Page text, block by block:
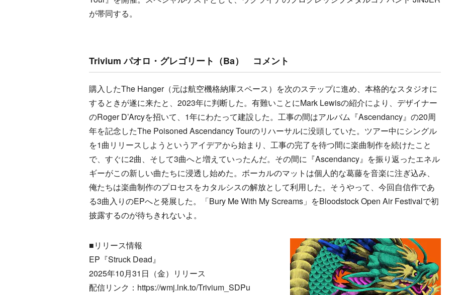
が帯同する。
Trivium パオロ・グレゴリート（Ba） コメント
購入したThe Hanger（元は航空機格納庫スペース）を次のステップに進め、本格的なスタジオに
するときが遂に来たと、2023年に判断した。有難いことにMark Lewisの紹介により、デザイナー
のRoger D’Arcyを招いて、1年にわたって建設した。工事の間はアルバム『Ascendancy』の20周
年を記念したThe Poisoned Ascendancy Tourのリハーサルに没頭していた。ツアー中にシングル
を1曲リリースしようというアイデアから始まり、工事の完了を待つ間に楽曲制作を続けたこと
で、すぐに2曲、そして3曲へと増えていったんだ。その間に『Ascendancy』を振り返ったエネル
ギーがこの新しい曲たちに浸透し始めた。ボーカルのマットは個人的な葛藤を音楽に注ぎ込み、
俺たちは楽曲制作のプロセスをカタルシスの解放として利用した。そうやって、今回自信作であ
る3曲入りのEPへと発展した。「Bury Me With My Screams」をBloodstock Open Air Festivalで初
披露するのが待ちきれないよ。
■リリース情報
EP『Struck Dead』
2025年10月31日（金）リリース
配信リンク：https://wmj.lnk.to/Trivium_SDPu